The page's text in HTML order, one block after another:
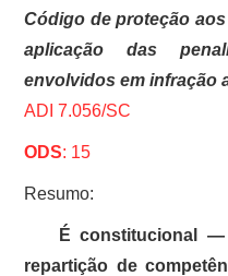
Código de proteção
aplicação das
envolvidos em infração
ADI 7.056/SC
ODS: 15
Resumo:
É constitucional —
repartição de